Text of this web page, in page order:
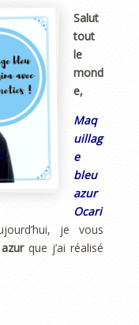
Salut
tout
le
mond
e,
Maq
uillag
e
bleu
azur
Ocari
je vous
que j’ai réalisé